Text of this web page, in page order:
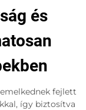
és
fejlett
így biztosítva